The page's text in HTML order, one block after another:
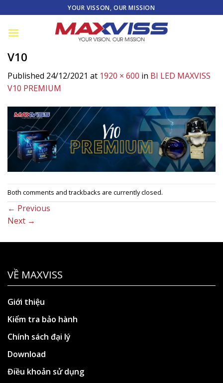
to
content
YOUR VISSON, OUR MISSION
V10
Published 24/12/2021 at 1920 × 600 in BI LED MAXVISS
V10 PREMIUM
Both comments and trackbacks are currently closed.
← Previous
Next →
VỀ MAXVISS
Giới thiệu
Kiểm tra bảo hành
Chính sách đại lý
Download
Điều khoản sử dụng